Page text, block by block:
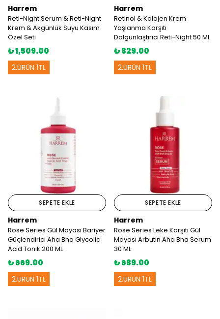
Harrem
Reti-Night Serum & Reti-Night
Krem & Akgünlük Suyu Kasım
Özel Seti
₺ 1,509.00
2.ÜRÜN 1TL
Harrem
Retinol & Kolajen Krem
Yaşlanma Karşıtı
Dolgunlaştırıcı Reti-Night 50 Ml
₺ 829.00
2.ÜRÜN 1TL
SEPETE EKLE
Harrem
Rose Series Gül Mayası Bariyer
Güçlendirici Aha Bha Glycolic
Acid Tonik 200 ML
₺ 669.00
2.ÜRÜN 1TL
SEPETE EKLE
Harrem
Rose Series Leke Karşıtı Gül
Mayası Arbutin Aha Bha Serum
30 ML
₺ 689.00
2.ÜRÜN 1TL